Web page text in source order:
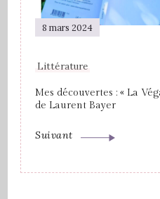
8 mars 2024
Littérature
Mes découvertes : « La
de Laurent Bayer
Suivant